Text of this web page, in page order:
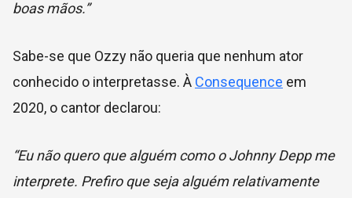
boas mãos.”
Sabe-se que Ozzy não queria que nenhum ator
conhecido o interpretasse. À Consequence em
2020, o cantor declarou:
“Eu não quero que alguém como o Johnny Depp me
interprete. Prefiro que seja alguém relativamente